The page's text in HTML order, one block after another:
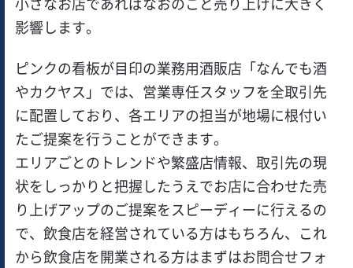
影響します。
ピンクの看板が目印の業務用酒販店「なんでも酒
やカクヤス」では、営業専任スタッフを全取引先
に配置しており、各エリアの担当が地場に根付い
たご提案を行うことができます。
エリアごとのトレンドや繁盛店情報、取引先の現
状をしっかりと把握したうえでお店に合わせた売
り上げアップのご提案をスピーディーに行えるの
で、飲食店を経営されている方はもちろん、これ
から飲食店を開業される方はまずはお問合せフォ